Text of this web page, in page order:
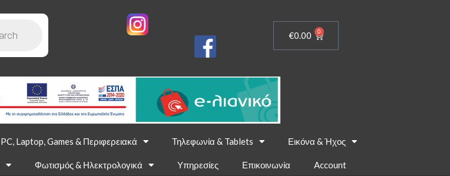
€0.00 0
PC, Laptop, Games & Περιφερειακά Τηλεφωνία & Tablets Εικόνα & Ήχος
Φωτισμός & Ηλεκτρολογικά Υπηρεσίες Επικοινωνία Account